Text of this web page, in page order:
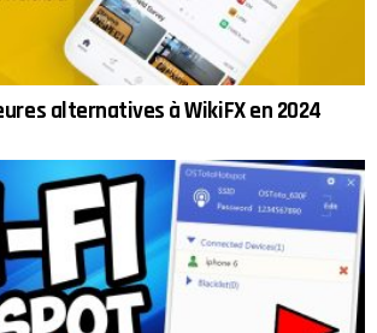
alternatives à WikiFX en 2024